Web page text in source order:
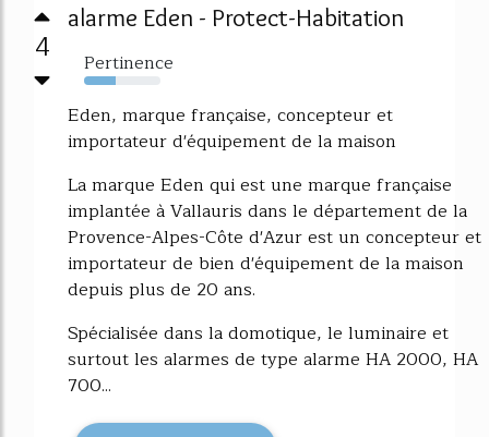
4
alarme Eden - Protect-Habitation
Pertinence
41%
Eden, marque française, concepteur et
importateur d'équipement de la maison
La marque Eden qui est une marque française
implantée à Vallauris dans le département de la
Provence-Alpes-Côte d'Azur est un concepteur et
importateur de bien d'équipement de la maison
depuis plus de 20 ans.
Spécialisée dans la domotique, le luminaire et
surtout les alarmes de type alarme HA 2000, HA
700...